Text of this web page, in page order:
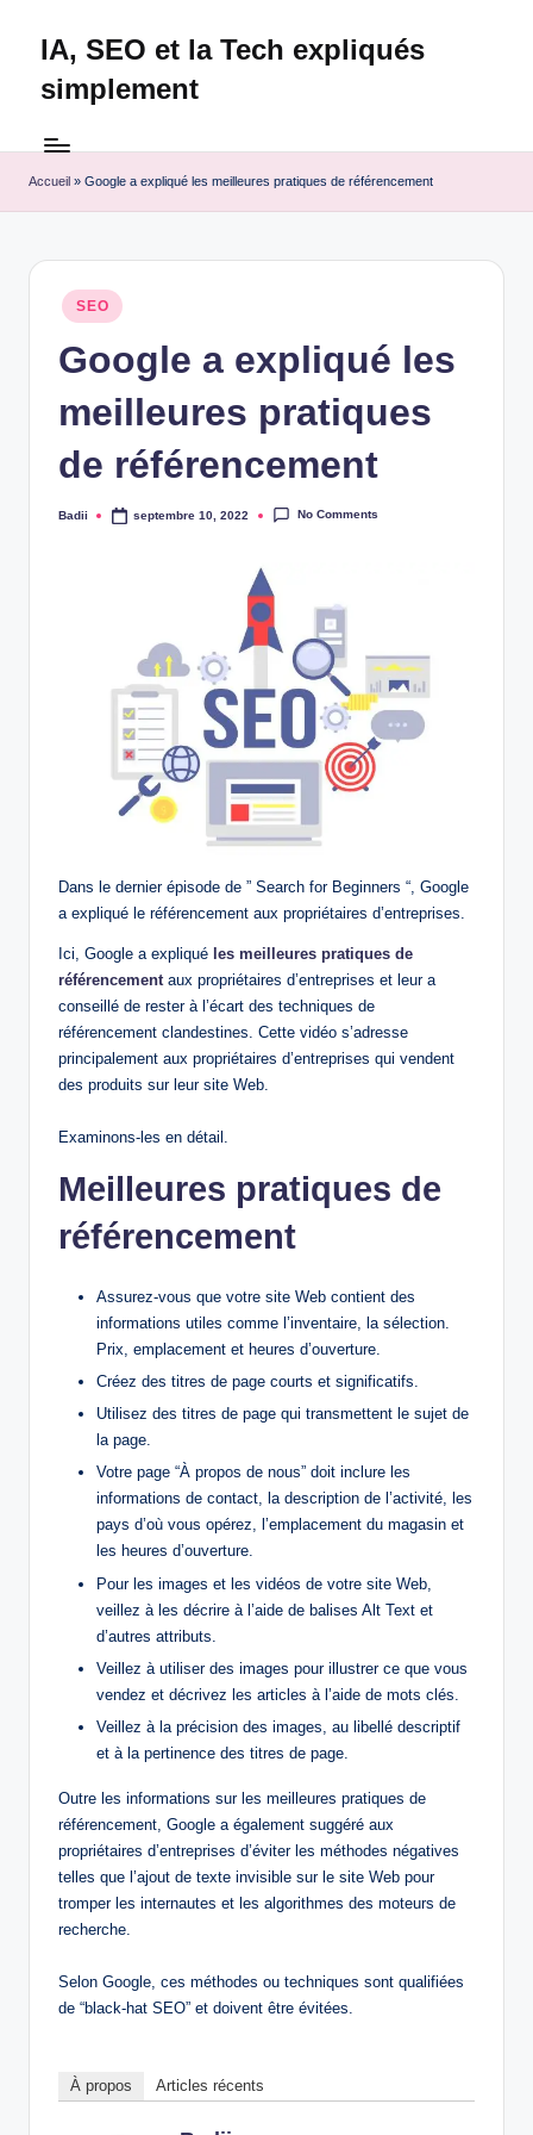
IA, SEO et la Tech expliqués
simplement
est
votre
destination
pour
l'actualité
tech.
Découvrez
des
experts,
dernières
innovations
Accueil » Google a expliqué les meilleures pratiques de référencement
Posted
in
SEO
Google a expliqué les
meilleures pratiques
de référencement
Posted
Badii septembre 10, 2022 No Comments
Dans le dernier épisode de ” Search for Beginners “, Google
a expliqué le référencement aux propriétaires d’entreprises.
Ici, Google a expliqué les meilleures pratiques de
référencementaux propriétaires d’entreprises et leur a
conseillé de rester à l’écart des techniques de
référencement clandestines. Cette vidéo s’adresse
principalement aux propriétaires d’entreprises qui vendent
des produits sur leur site Web.
Examinons-les en détail.
Meilleures pratiques de
référencement
Assurez-vous que votre site Web contient des
informations utiles comme l’inventaire, la sélection.
Prix, emplacement et heures d’ouverture.
Créez des titres de page courts et significatifs.
Utilisez des titres de page qui transmettent le sujet de
la page.
Votre page “À propos de nous” doit inclure les
informations de contact, la description de l’activité, les
pays d’où vous opérez, l’emplacement du magasin et
les heures d’ouverture.
Pour les images et les vidéos de votre site Web,
veillez à les décrire à l’aide de balises Alt Text et
d’autres attributs.
Veillez à utiliser des images pour illustrer ce que vous
vendez et décrivez les articles à l’aide de mots clés.
Veillez à la précision des images, au libellé descriptif
et à la pertinence des titres de page.
Outre les informations sur les meilleures pratiques de
référencement, Google a également suggéré aux
propriétaires d’entreprises d’éviter les méthodes négatives
telles que l’ajout de texte invisible sur le site Web pour
tromper les internautes et les algorithmes des moteurs de
recherche.
Selon Google, ces méthodes ou techniques sont qualifiées
de “black-hat SEO” et doivent être évitées.
À propos Articles récents